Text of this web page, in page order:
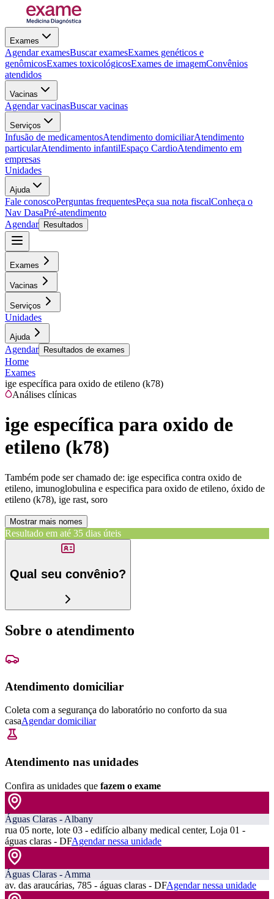
Exames
Agendar examesBuscar examesExames genéticos e
genômicosExames toxicológicosExames de imagemConvênios
atendidos
Vacinas
Agendar vacinasBuscar vacinas
Serviços
Infusão de medicamentosAtendimento domiciliarAtendimento
particularAtendimento infantilEspaço CardioAtendimento em
empresas
Unidades
Ajuda
Fale conoscoPerguntas frequentesPeça sua nota fiscalConheça o
Nav DasaPré-atendimento
Agendar
Resultados
Exames
Vacinas
Serviços
Unidades
Ajuda
Agendar Resultados de exames
Home
Exames
ige específica para oxido de etileno (k78)
Análises clínicas
ige específica para oxido de
etileno (k78)
Também pode ser chamado de: ige especifica contra oxido de
etileno, imunoglobulina e especifica para oxido de etileno, óxido de
etileno (k78), ige rast, soro
Mostrar mais nomes
Resultado em até 35 dias úteis
Qual seu convênio?
Sobre o atendimento
Atendimento domiciliar
Coleta com a segurança do laboratório no conforto da sua
casaAgendar domiciliar
Atendimento nas unidades
Confira as unidades que fazem o exame
Águas Claras - Albany
rua 05 norte, lote 03 - edifício albany medical center, Loja 01 -
águas claras - DFAgendar nessa unidade
Águas Claras - Amma
av. das araucárias, 785 - águas claras - DFAgendar nessa unidade